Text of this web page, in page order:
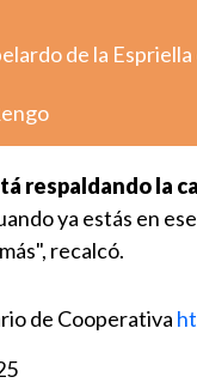
de la
respaldando la
ya estás en
recalcó.
de Cooperativa